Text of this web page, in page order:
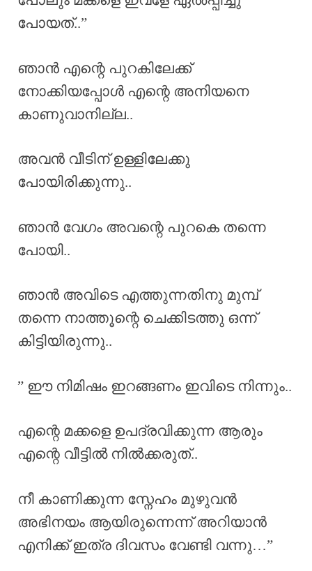
പോയത്..”
ഞാൻ എന്റെ പുറകിലേക്ക്
നോക്കിയപ്പോൾ എന്റെ അനിയനെ
കാണുവാനില്ല..
അവൻ വീടിന് ഉള്ളിലേക്കു
പോയിരിക്കുന്നു..
ഞാൻ വേഗം അവന്റെ പുറകെ തന്നെ
പോയി..
ഞാൻ അവിടെ എത്തുന്നതിനു മുമ്പ്
തന്നെ നാത്തൂന്റെ ചെക്കിടത്തു ഒന്ന്
കിട്ടിയിരുന്നു..
” ഈ നിമിഷം ഇറങ്ങണം ഇവിടെ നിന്നും..
എന്റെ മക്കളെ ഉപദ്രവിക്കുന്ന ആരും
എന്റെ വീട്ടിൽ നിൽക്കരുത്..
നീ കാണിക്കുന്ന സ്നേഹം മുഴുവൻ
അഭിനയം ആയിരുന്നെന്ന് അറിയാൻ
എനിക്ക് ഇത്ര ദിവസം വേണ്ടി വന്നു…”